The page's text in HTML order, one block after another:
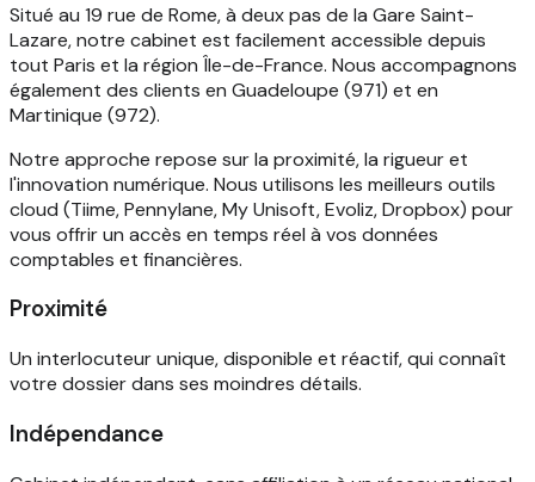
Situé au 19 rue de Rome, à deux pas de la Gare Saint-
Lazare, notre cabinet est facilement accessible depuis
tout Paris et la région Île-de-France. Nous accompagnons
également des clients en Guadeloupe (971) et en
Martinique (972).
Notre approche repose sur la proximité, la rigueur et
l'innovation numérique. Nous utilisons les meilleurs outils
cloud (Tiime, Pennylane, My Unisoft, Evoliz, Dropbox) pour
vous offrir un accès en temps réel à vos données
comptables et financières.
Proximité
Un interlocuteur unique, disponible et réactif, qui connaît
votre dossier dans ses moindres détails.
Indépendance